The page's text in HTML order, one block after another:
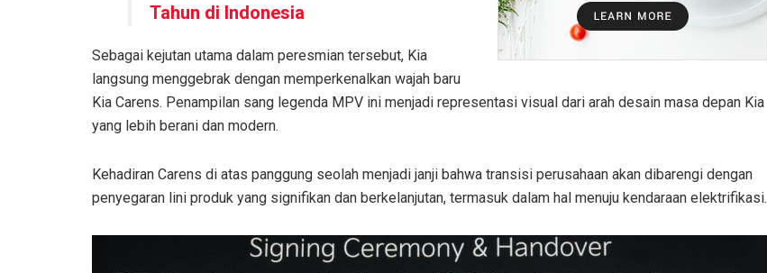
Tahun di Indonesia
Sebagai kejutan utama dalam peresmian tersebut, Kia
langsung menggebrak dengan memperkenalkan wajah baru
Kia Carens. Penampilan sang legenda MPV ini menjadi representasi visual dari arah desain masa depan Kia
yang lebih berani dan modern.
Kehadiran Carens di atas panggung seolah menjadi janji bahwa transisi perusahaan akan dibarengi dengan
penyegaran lini produk yang signifikan dan berkelanjutan, termasuk dalam hal menuju kendaraan elektrifikasi.